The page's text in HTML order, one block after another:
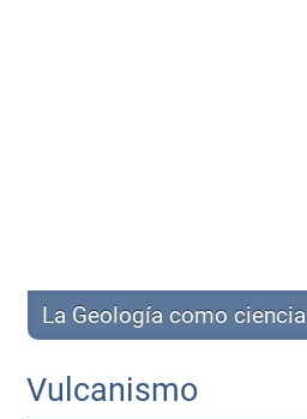
La Geología como ciencia
Vulcanismo